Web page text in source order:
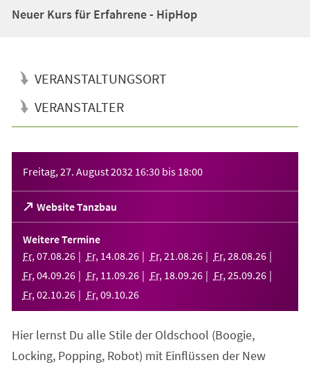
Neuer Kurs für Erfahrene - HipHop
VERANSTALTUNGSORT
VERANSTALTER
Freitag, 27. August 2032 16:30 bis 18:00
Website Tanzbau
(Öffnet
in
einem
neuen
Tab)
Weitere Termine
Fr, 07.08.26 Fr, 14.08.26 Fr, 21 .08.26 Fr, 28.08.26
Fr, 04.09.26 Fr, 11 .09.26 Fr, 18.09.26 Fr, 25.09.26
Fr, 02.10.26 Fr, 09.10.26
Hier lernst Du alle Stile der Oldschool (Boogie,
Locking, Popping, Robot) mit Einflüssen der New